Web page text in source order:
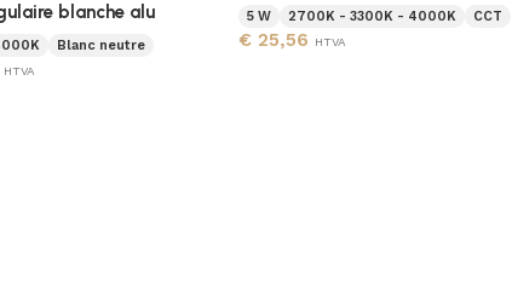
blanche alu
Blanc neutre
HTVA
5 W 2700K - 3300K - 4000K CCT
€ 25,56 HTVA